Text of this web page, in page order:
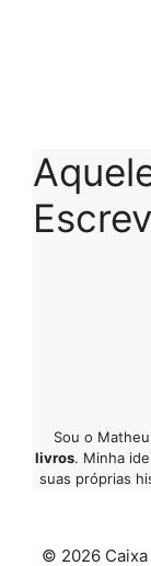
Sou o
livros. Minha
suas próprias
© 2026